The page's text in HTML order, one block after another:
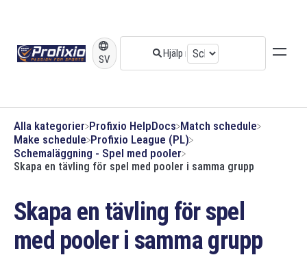
SV
Alla kategorier ​Profixio HelpDocs ​Match schedule
​Make schedule ​Profixio League (PL)
​Schemaläggning - Spel med pooler
Skapa en tävling för spel med pooler i samma grupp
Skapa en tävling för spel
med pooler i samma grupp